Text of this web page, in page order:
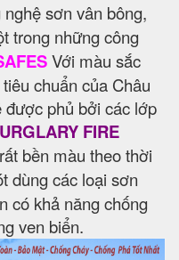
sơn vân bông,
trong những công
Với màu sắc
chuẩn của Châu
được phủ bởi các lớp
FIRE
bền màu theo thời
dùng các loại sơn
có khả năng chống
ven biển.